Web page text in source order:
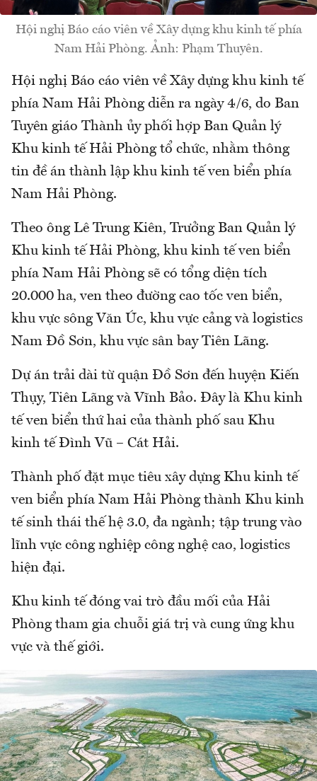
Hội nghị Báo cáo viên về Xây dựng khu kinh tế phía
Nam Hải Phòng. Ảnh: Phạm Thuyên.
Hội nghị Báo cáo viên về Xây dựng khu kinh tế
phía Nam Hải Phòng diễn ra ngày 4/6, do Ban
Tuyên giáo Thành ủy phối hợp Ban Quản lý
Khu kinh tế Hải Phòng tổ chức, nhằm thông
tin đề án thành lập khu kinh tế ven biển phía
Nam Hải Phòng.
Theo ông Lê Trung Kiên, Trưởng Ban Quản lý
Khu kinh tế Hải Phòng, khu kinh tế ven biển
phía Nam Hải Phòng sẽ có tổng diện tích
20.000 ha, ven theo đường cao tốc ven biển,
khu vực sông Văn Úc, khu vực cảng và logistics
Nam Đồ Sơn, khu vực sân bay Tiên Lãng.
Dự án trải dài từ quận Đồ Sơn đến huyện Kiến
Thụy, Tiên Lãng và Vĩnh Bảo. Đây là Khu kinh
tế ven biển thứ hai của thành phố sau Khu
kinh tế Đình Vũ – Cát Hải.
Thành phố đặt mục tiêu xây dựng Khu kinh tế
ven biển phía Nam Hải Phòng thành Khu kinh
tế sinh thái thế hệ 3.0, đa ngành; tập trung vào
lĩnh vực công nghiệp công nghệ cao, logistics
hiện đại.
Khu kinh tế đóng vai trò đầu mối của Hải
Phòng tham gia chuỗi giá trị và cung ứng khu
vực và thế giới.